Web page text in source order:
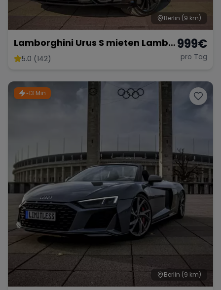
Berlin (9 km)
Lamborghini Urus S mieten Lambo
SUV Sportwagen Hochzeitsauto
5.0 (142)
999€
pro Tag
~13 Min
Berlin (9 km)